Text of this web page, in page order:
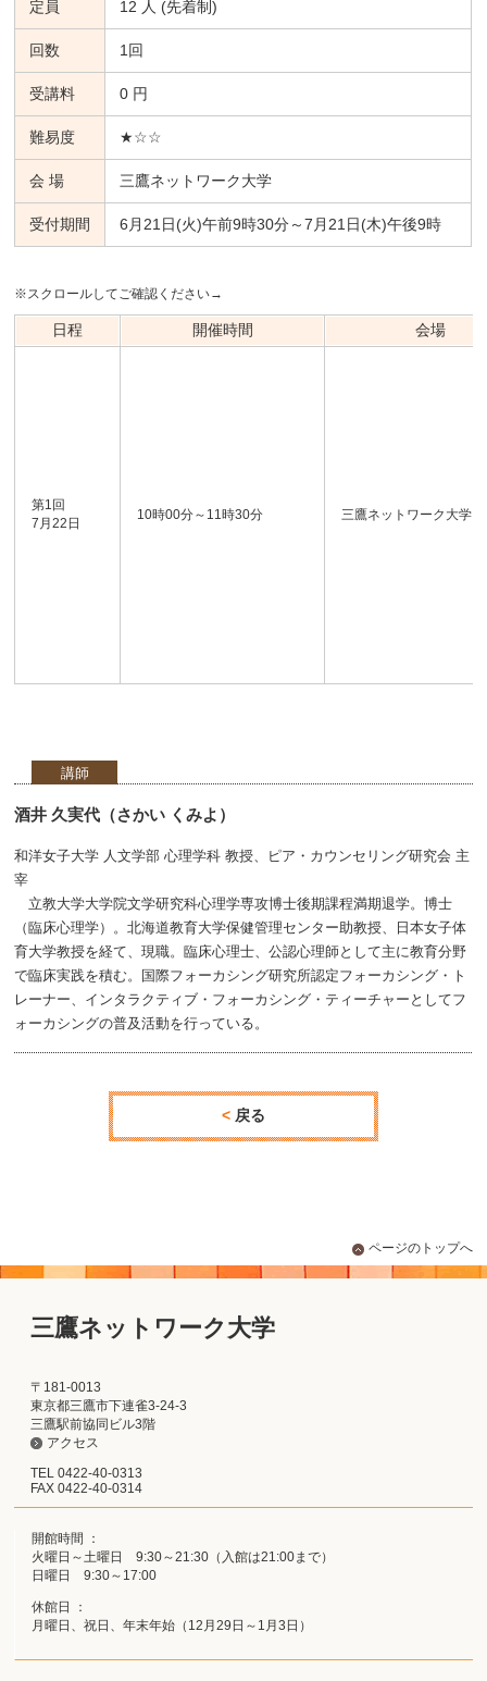
定員 12 人 (先着制)
回数 1回
受講料 0 円
難易度 ★☆☆
会 場 三鷹ネットワーク大学
受付期間 6月21日(火)午前9時30分～7月21日(木)午後9時
※スクロールしてご確認ください→
日程 開催時間 会場
第1回
7月22日
10時00分～11時30分 三鷹ネットワーク大学
講師
酒井 久実代（さかい くみよ）
和洋女子大学 人文学部 心理学科 教授、ピア・カウンセリング研究会 主
宰
立教大学大学院文学研究科心理学専攻博士後期課程満期退学。博士
（臨床心理学）。北海道教育大学保健管理センター助教授、日本女子体
育大学教授を経て、現職。臨床心理士、公認心理師として主に教育分野
で臨床実践を積む。国際フォーカシング研究所認定フォーカシング・ト
レーナー、インタラクティブ・フォーカシング・ティーチャーとしてフ
ォーカシングの普及活動を行っている。
戻る
ページのトップへ
三鷹ネットワーク大学
〒181-0013
東京都三鷹市下連雀3-24-3
三鷹駅前協同ビル3階
アクセス
TEL 0422-40-0313
FAX 0422-40-0314
開館時間 ：
火曜日～土曜日 9:30～21:30（入館は21:00まで）
日曜日 9:30～17:00
休館日 ：
月曜日、祝日、年末年始（12月29日～1月3日）